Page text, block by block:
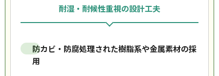
耐湿・耐候性重視の設計工夫
防カビ・防腐処理された樹脂系や金属素材の採
用